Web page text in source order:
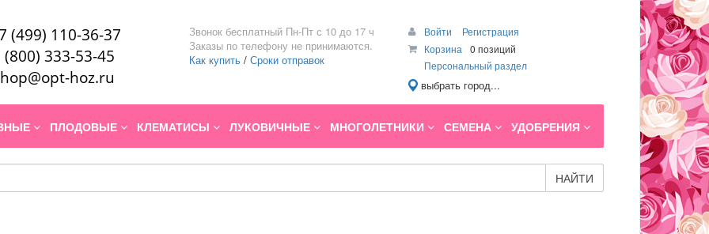
(499) 110-36-37
(800) 333-53-45
hoz.ru
Звонок бесплатный Пн-Пт с 10 до 17 ч
Заказы по телефону не принимаются.
Как купить / Сроки отправок
Войти
Регистрация
Корзина
0 позиций
Персональный раздел
выбрать город...
ПЛОДОВЫЕ КЛЕМАТИСЫ ЛУКОВИЧНЫЕ МНОГОЛЕТНИКИ СЕМЕНА УДОБРЕНИЯ
НАЙТИ